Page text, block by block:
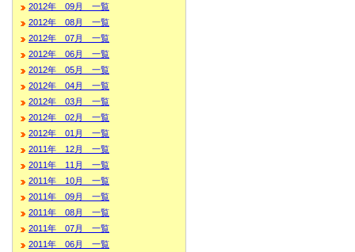
2012年 09月 一覧
2012年 08月 一覧
2012年 07月 一覧
2012年 06月 一覧
2012年 05月 一覧
2012年 04月 一覧
2012年 03月 一覧
2012年 02月 一覧
2012年 01月 一覧
2011年 12月 一覧
2011年 11月 一覧
2011年 10月 一覧
2011年 09月 一覧
2011年 08月 一覧
2011年 07月 一覧
2011年 06月 一覧